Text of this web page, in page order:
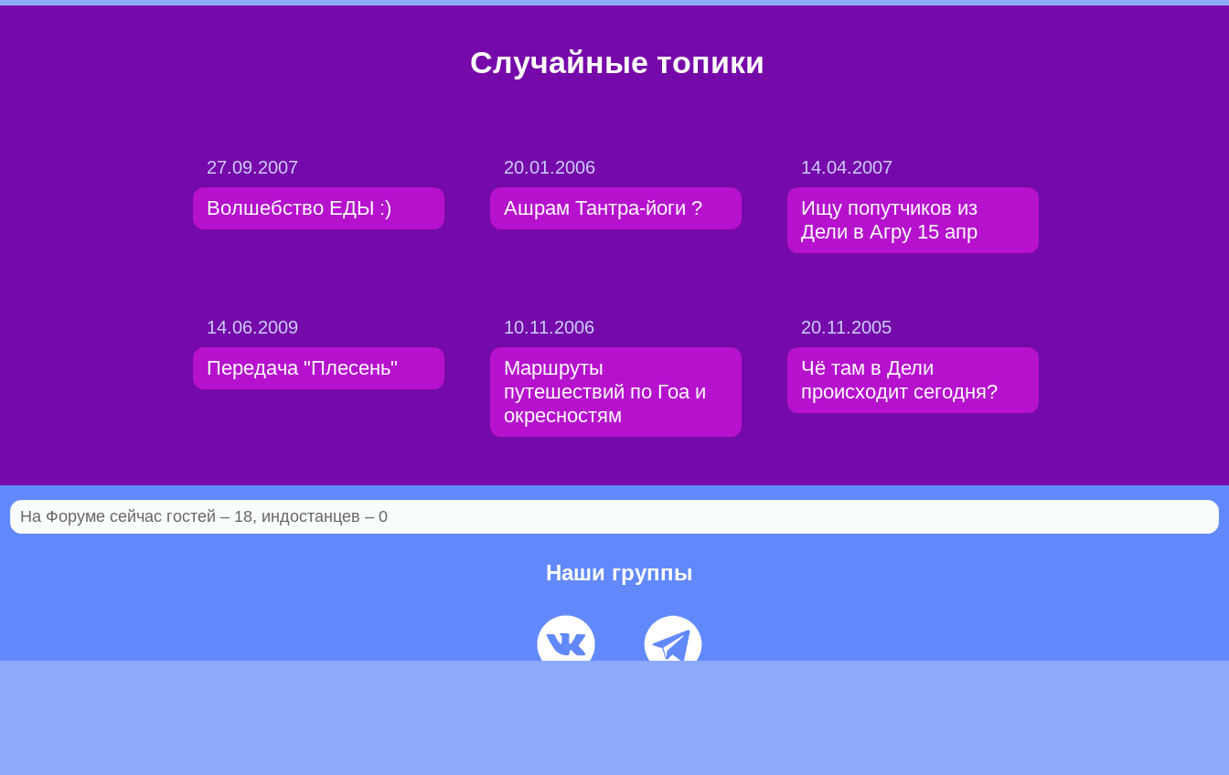
Случайные топики
27.09.2007
Волшебство ЕДЫ :)
20.01.2006
Ашрам Тантра-йоги ?
14.04.2007
Ищу попутчиков из
Дели в Агру 15 апр
14.06.2009
Передача "Плесень"
10.11.2006
Маршруты
путешествий по Гоа и
окресностям
20.11.2005
Чё там в Дели
происходит сегодня?
На Форуме сейчас гостей – 18, индостанцев – 0
Наши группы